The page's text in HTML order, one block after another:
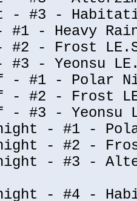
- #3 -
- Heavy Rain
#2 - Frost
- Yeonsu
- #1 - Polar
- #2 - Frost
- #3 - Yeonsu
- #1 -
- #2 -
- #3 -
- #4 -